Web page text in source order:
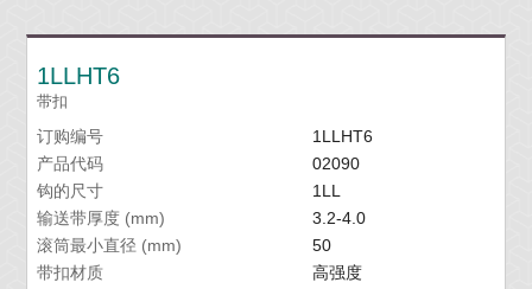
1LLHT6
带扣
订购编号
1LLHT6
产品代码
02090
钩的尺寸
1LL
输送带厚度 (mm)
3.2-4.0
滚筒最小直径 (mm)
50
带扣材质
高强度